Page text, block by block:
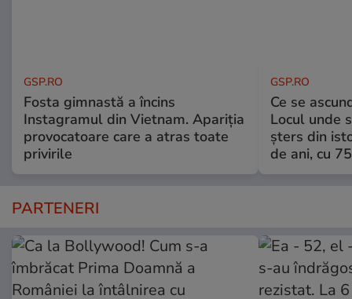
GSP.RO
Fosta gimnastă a încins
Instagramul din Vietnam. Apariția
provocatoare care a atras toate
privirile
GSP.RO
Ce se
Locul unde
șters din
de ani, cu
PARTENERI